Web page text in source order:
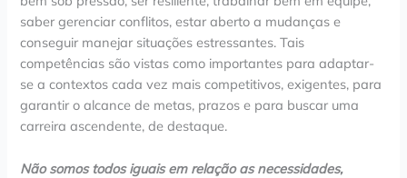
saber gerenciar conflitos, estar aberto a mudanças e
conseguir manejar situações estressantes. Tais
competências são vistas como importantes para adaptar-
se a contextos cada vez mais competitivos, exigentes, para
garantir o alcance de metas, prazos e para buscar uma
carreira ascendente, de destaque.
Não somos todos iguais em relação as necessidades,